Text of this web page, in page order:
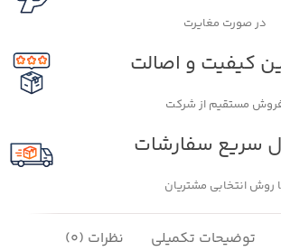
در صورت مغايرت
کیفیت و اصالت
مستقیم از شرکت
سریع سفارشات
روش انتخابی مشتریان
توضیحات تکمیلی نظرات (0)